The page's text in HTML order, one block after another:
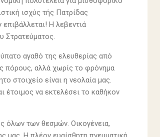
ισχύς τής Πατρίδας
Η λεβεντιά
Στρατεύματος.
αγαθό της ελευθερίας από
πόρους, αλλά χωρίς το φρόνημα
στοιχείο είναι η νεολαία μας.
έτοιμος να εκτελέσει το καθήκον
όλων των θεσμών. Οικογένεια,